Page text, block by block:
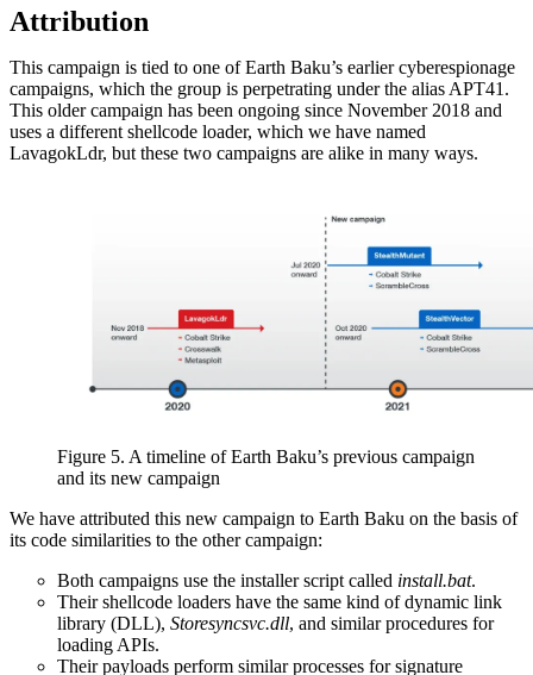
Attribution
This campaign is tied to one of Earth Baku’s earlier cyberespionage
campaigns, which the group is perpetrating under the alias APT41.
This older campaign has been ongoing since November 2018 and
uses a different shellcode loader, which we have named
LavagokLdr, but these two campaigns are alike in many ways.
Figure 5. A timeline of Earth Baku’s previous campaign
and its new campaign
We have attributed this new campaign to Earth Baku on the basis of
its code similarities to the other campaign:
Both campaigns use the installer script called install.bat.
Their shellcode loaders have the same kind of dynamic link
library (DLL), Storesyncsvc.dll, and similar procedures for
loading APIs.
Their payloads perform similar processes for signature